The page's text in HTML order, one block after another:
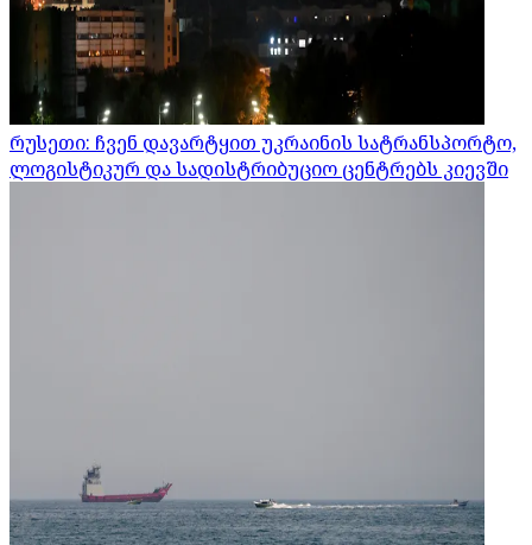
რუსეთი: ჩვენ დავარტყით უკრაინის სატრანსპორტო,
ლოგისტიკურ და სადისტრიბუციო ცენტრებს კიევში